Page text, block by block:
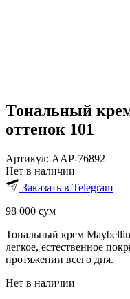
Тональный
оттенок 101
Артикул: AAP-76892
Нет в наличии
Заказать в Telegram
98 000 сум
Тональный крем
легкое, естественное
протяжении всего дня.
Нет в наличии